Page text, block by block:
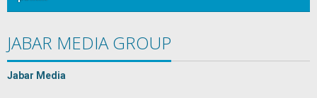
JABAR MEDIA GROUP
Jabar Media